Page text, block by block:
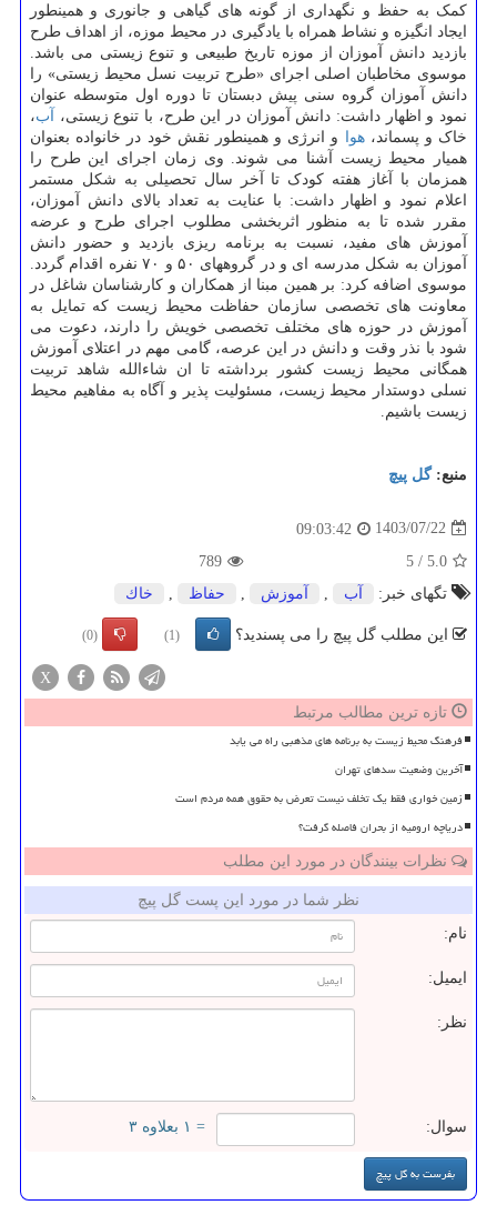
کمک به حفظ و نگهداری از گونه های گیاهی و جانوری و همینطور
ایجاد انگیزه و نشاط همراه با یادگیری در محیط موزه، از اهداف طرح
بازدید دانش آموزان از موزه تاریخ طبیعی و تنوع زیستی می باشد.
موسوی مخاطبان اصلی اجرای «طرح تربیت نسل محیط زیستی» را
دانش آموزان گروه سنی پیش دبستان تا دوره اول متوسطه عنوان
نمود و اظهار داشت: دانش آموزان در این طرح، با تنوع زیستی،
آب،
خاک و پسماند،هوا
و انرژی و همینطور نقش خود در خانواده بعنوان
همیار محیط زیست آشنا می شوند. وی زمان اجرای این طرح را
همزمان با آغاز هفته کودک تا آخر سال تحصیلی به شکل مستمر
اعلام نمود و اظهار داشت: با عنایت به تعداد بالای دانش آموزان،
مقرر شده تا به منظور اثربخشی مطلوب اجرای طرح و عرضه
آموزش های مفید، نسبت به برنامه ریزی بازدید و حضور دانش
آموزان به شکل مدرسه ای و در گروههای ۵۰ و ۷۰ نفره اقدام گردد.
موسوی اضافه کرد: بر همین مبنا از همکاران و کارشناسان شاغل در
معاونت های تخصصی سازمان حفاظت محیط زیست که تمایل به
آموزش در حوزه های مختلف تخصصی خویش را دارند، دعوت می
شود با نذر وقت و دانش در این عرصه، گامی مهم در اعتلای آموزش
همگانی محیط زیست کشور برداشته تا ان شاءالله شاهد تربیت
نسلی دوستدار محیط زیست، مسئولیت پذیر و آگاه به مفاهیم محیط
زیست باشیم.
منبع:گل پیچ
1403/07/22
09:03:42
5.0
/
5
789
تگهای خبر:
آب , آموزش , حفاظ , خاك
این مطلب گل پیچ را می پسندید؟ (1)
(0)
X
تازه ترین مطالب مرتبط
فرهنگ محیط زیست به برنامه های مذهبی راه می یابد
آخرین وضعیت سدهای تهران
زمین خواری فقط یک تخلف نیست تعرض به حقوق همه مردم است
دریاچه ارومیه از بحران فاصله گرفت؟
نظرات بینندگان در مورد این مطلب
نظر شما در مورد این پست گل پیچ
نام:
ایمیل:
نظر:
سوال: = ۱ بعلاوه ۳